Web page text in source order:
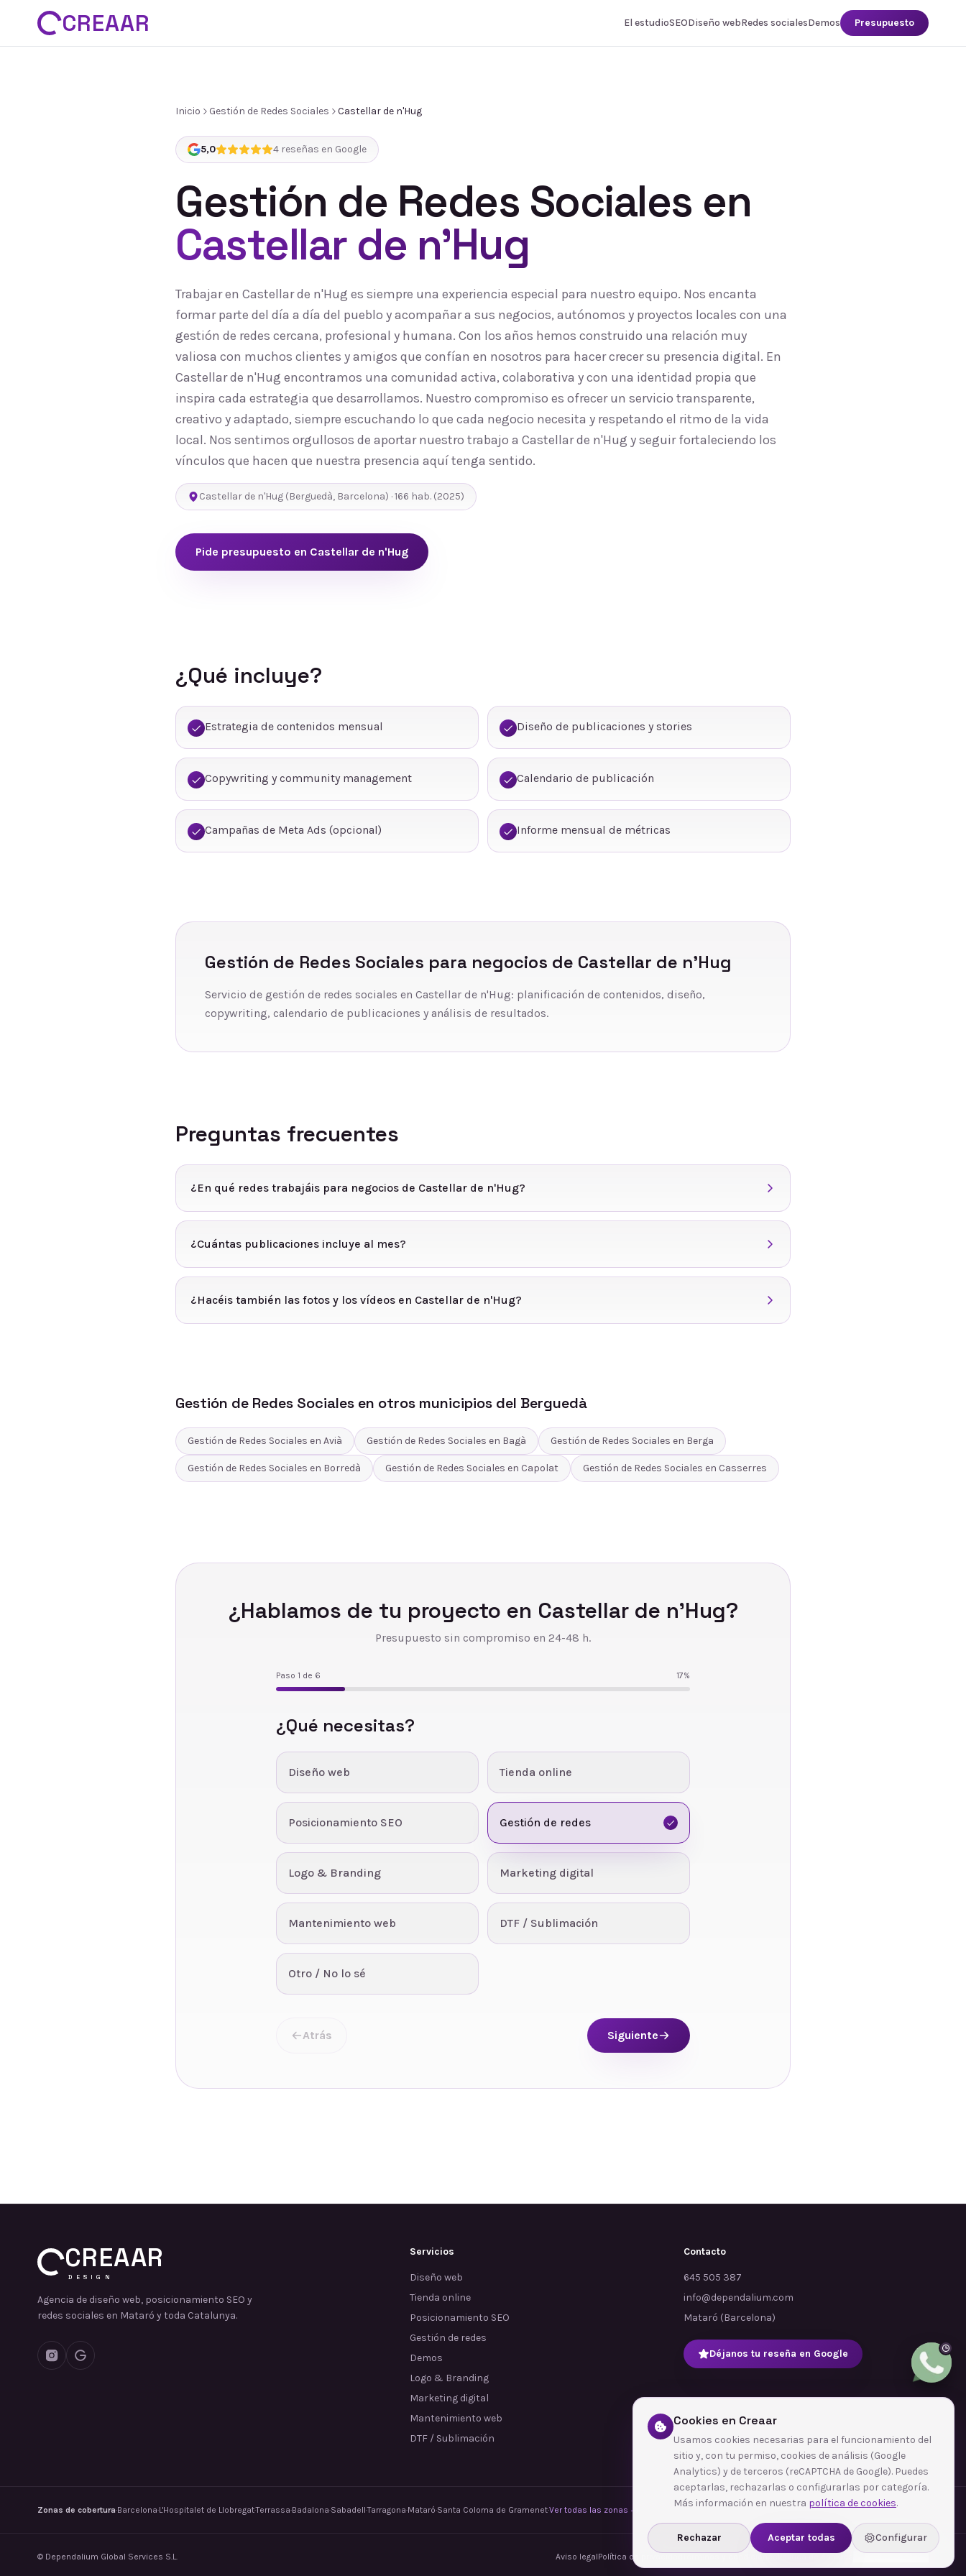
CREAAR El estudioSEODiseño webRedes socialesDemos Presupuesto
Inicio Gestión de Redes Sociales Castellar de n'Hug
5,0 4 reseñas en Google
Gestión de Redes Sociales en
Castellar de n'Hug
Trabajar en Castellar de n'Hug es siempre una experiencia especial para nuestro equipo. Nos encanta
formar parte del día a día del pueblo y acompañar a sus negocios, autónomos y proyectos locales con una
gestión de redes cercana, profesional y humana. Con los años hemos construido una relación muy
valiosa con muchos clientes y amigos que confían en nosotros para hacer crecer su presencia digital. En
Castellar de n'Hug encontramos una comunidad activa, colaborativa y con una identidad propia que
inspira cada estrategia que desarrollamos. Nuestro compromiso es ofrecer un servicio transparente,
creativo y adaptado, siempre escuchando lo que cada negocio necesita y respetando el ritmo de la vida
local. Nos sentimos orgullosos de aportar nuestro trabajo a Castellar de n'Hug y seguir fortaleciendo los
vínculos que hacen que nuestra presencia aquí tenga sentido.
Castellar de n'Hug (Berguedà, Barcelona) ·166 hab. (2025)
Pide presupuesto en Castellar de n'Hug
¿Qué incluye?
Estrategia de contenidos mensual Diseño de publicaciones y stories
Copywriting y community management Calendario de publicación
Campañas de Meta Ads (opcional) Informe mensual de métricas
Gestión de Redes Sociales para negocios de Castellar de n'Hug
Servicio de gestión de redes sociales en Castellar de n'Hug: planificación de contenidos, diseño,
copywriting, calendario de publicaciones y análisis de resultados.
Preguntas frecuentes
¿En qué redes trabajáis para negocios de Castellar de n'Hug?
¿Cuántas publicaciones incluye al mes?
¿Hacéis también las fotos y los vídeos en Castellar de n'Hug?
Gestión de Redes Sociales en otros municipios del Berguedà
Gestión de Redes Sociales en Avià Gestión de Redes Sociales en Bagà Gestión de Redes Sociales en Berga
Gestión de Redes Sociales en Borredà Gestión de Redes Sociales en Capolat Gestión de Redes Sociales en Casserres
¿Hablamos de tu proyecto en Castellar de n'Hug?
Presupuesto sin compromiso en 24-48 h.
Paso 1 de 6 17%
¿Qué necesitas?
Diseño web Tienda online
Posicionamiento SEO Gestión de redes
Logo & Branding Marketing digital
Mantenimiento web DTF / Sublimación
Otro / No lo sé
Atrás Siguiente
CREAAR
DESIGN
Agencia de diseño web, posicionamiento SEO y
redes sociales en Mataró y toda Catalunya.
Servicios
Diseño web
Tienda online
Posicionamiento SEO
Gestión de redes
Demos
Logo & Branding
Marketing digital
Mantenimiento web
DTF / Sublimación
Contacto
645 505 387
info@dependalium.com
Mataró (Barcelona)
Déjanos tu reseña en Google
Zonas de cobertura·Barcelona·L'Hospitalet de Llobregat·Terrassa·Badalona·Sabadell·Tarragona·Mataró·Santa Coloma de Gramenet·Ver todas las zonas →
© Dependalium Global Services S.L. Aviso legalPolítica de privacidad
Cookies en Creaar
Usamos cookies necesarias para el funcionamiento del
sitio y, con tu permiso, cookies de análisis (Google
Analytics) y de terceros (reCAPTCHA de Google). Puedes
aceptarlas, rechazarlas o configurarlas por categoría.
Más información en nuestra política de cookies.
Rechazar Aceptar todas Configurar